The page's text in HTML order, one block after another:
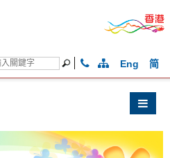
Eng 简